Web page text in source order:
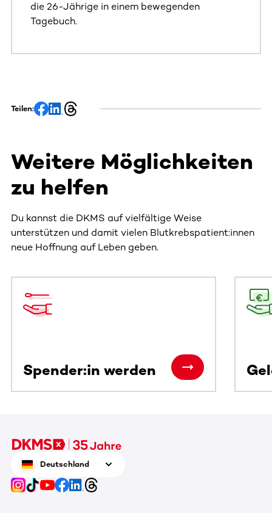
die 26-Jährige in einem bewegenden
Tagebuch.
Teilen:
Weitere Möglichkeiten
zu helfen
Du kannst die DKMS auf vielfältige Weise
unterstützen und damit vielen Blutkrebspatient:innen
neue Hoffnung auf Leben geben.
Spender:in werden
Deutschland